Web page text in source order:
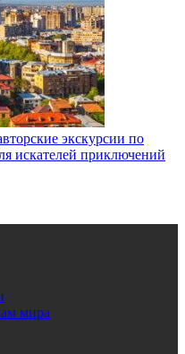
экскурсии по
искателей приключений
мира